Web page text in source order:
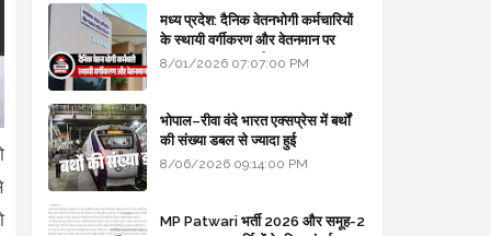
मध्य प्रदेश: दैनिक वेतनभोगी कर्मचारियों
के स्थायी वर्गीकरण और वेतनमान पर
सरकार का बड़ा स्पष्टीकरण
8/01/2026 07:07:00 PM
भोपाल–रीवा वंदे भारत एक्सप्रेस में बर्थों
की संख्या डबल से ज्यादा हुई
8/06/2026 09:14:00 PM
MP Patwari भर्ती 2026 और समूह-2